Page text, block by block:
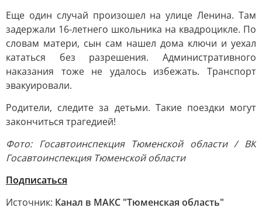
Еще один случай произошел на улице Ленина. Там
задержали 16-летнего школьника на квадроцикле. По
словам матери, сын сам нашел дома ключи и уехал
кататься без разрешения. Административного
наказания тоже не удалось избежать. Транспорт
эвакуировали.
Родители, следите за детьми. Такие поездки могут
закончиться трагедией!
Фото: Госавтоинспекция Тюменской области / ВК
Госавтоинспекция Тюменской области
Подписаться
Источник: Канал в МАКС "Тюменская область"